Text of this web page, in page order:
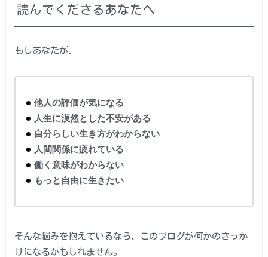
読んでくださるあなたへ
もしあなたが、
他人の評価が気になる
人生に漠然とした不安がある
自分らしい生き方がわからない
人間関係に疲れている
働く意味がわからない
もっと自由に生きたい
そんな悩みを抱えているなら、このブログが何かのきっか
けになるかもしれません。